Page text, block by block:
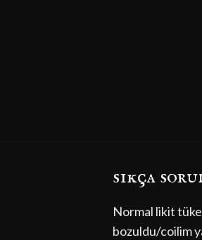
sıkça
Normal likit
bozuldu/coilim